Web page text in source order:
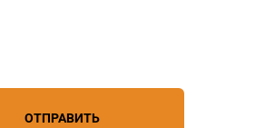
ОТПРАВИТЬ